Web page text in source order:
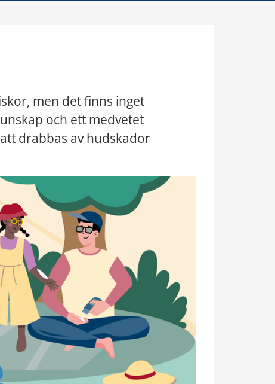
men det finns inget
och ett medvetet
drabbas av hudskador